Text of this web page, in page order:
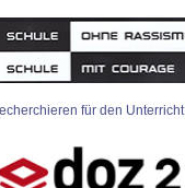
für den Unterricht